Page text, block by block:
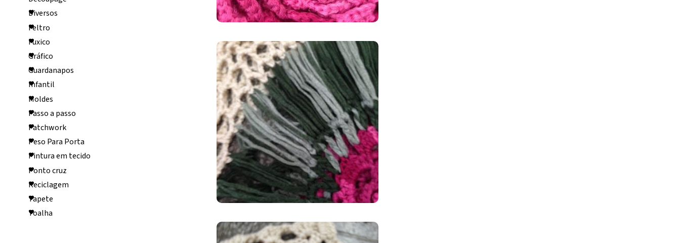
Diversos
Feltro
Fuxico
Gráfico
Guardanapos
Infantil
Moldes
Passo a passo
Patchwork
Peso Para Porta
Pintura em tecido
Ponto cruz
Reciclagem
Tapete
Toalha